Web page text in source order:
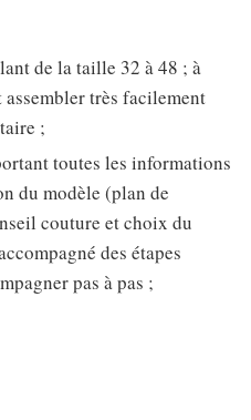
de la taille 32 à 48 ; à
très facilement
;
toutes les informations
du modèle (plan de
couture et choix du
des étapes
pas à pas ;